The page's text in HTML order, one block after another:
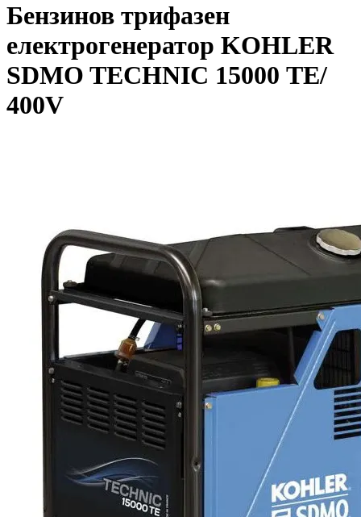
Бензинов трифазен
електрогенератор KOHLER
SDMO TECHNIC 15000 ТЕ/
400V